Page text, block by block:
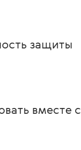
защиты
вместе с